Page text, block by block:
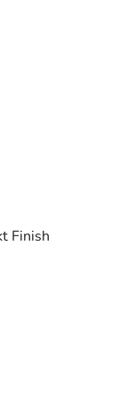
Finish